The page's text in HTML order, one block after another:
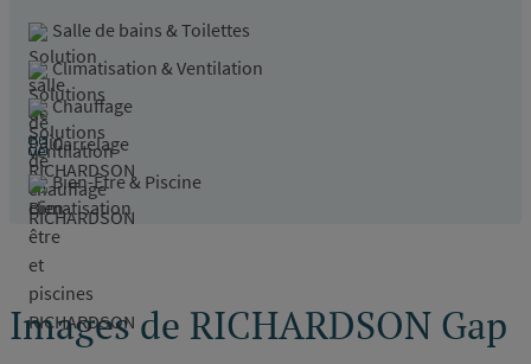
Salle de bains & Toilettes
Climatisation & Ventilation
Chauffage
Carrelage
Bien-Être & Piscine
Images de RICHARDSON Gap